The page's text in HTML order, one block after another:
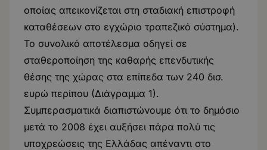
οποίας απεικονίζεται στη σταδιακή επιστροφή
καταθέσεων στο εγχώριο τραπεζικό σύστημα).
Το συνολικό αποτέλεσμα οδηγεί σε
σταθεροποίηση της καθαρής επενδυτικής
θέσης της χώρας στα επίπεδα των 240 δισ.
ευρώ περίπου (Διάγραμμα 1).
Συμπερασματικά διαπιστώνουμε ότι το δημόσιο
μετά το 2008 έχει αυξήσει πάρα πολύ τις
υποχρεώσεις της Ελλάδας απέναντι στο